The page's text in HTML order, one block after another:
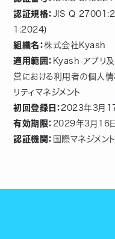
認証規格： JIS Q
1:2024)
組織名：株式会社Kyash
適用範囲： Kyash アプリ及
営における利用者の個人
リティマネジメント
初回登録日： 2023年3月
有効期限： 2029年3月16日
認証機関： 国際マネジメン